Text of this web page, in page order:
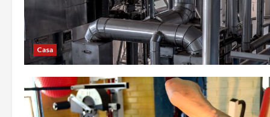
Casa